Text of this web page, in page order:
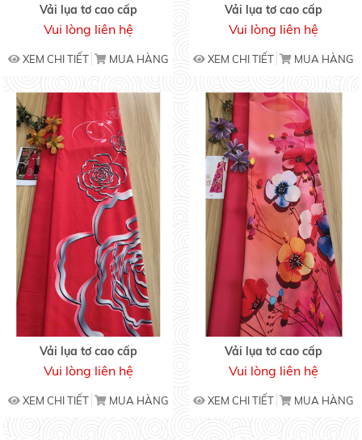
Vải lụa tơ cao cấp
Vui lòng liên hệ
XEM CHI TIẾT MUA HÀNG
Vải lụa tơ cao cấp
Vui lòng liên hệ
XEM CHI TIẾT MUA HÀNG
Vải lụa tơ cao cấp
Vui lòng liên hệ
XEM CHI TIẾT MUA HÀNG
Vải lụa tơ cao cấp
Vui lòng liên hệ
XEM CHI TIẾT MUA HÀNG